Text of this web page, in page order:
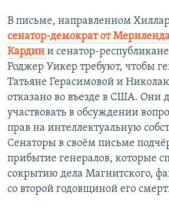
В письме, направленном
сенатор-демократ от
Кардин и сенатор-
Роджер Уикер требуют, чтобы
Татьяне Герасимовой и
отказано во въезде в США. Они
участвовать в обсуждении
прав на интеллектуальную
Сенаторы в своём письме
прибытие генералов, которые
сокрытию дела Магнитского,
со второй годовщиной его